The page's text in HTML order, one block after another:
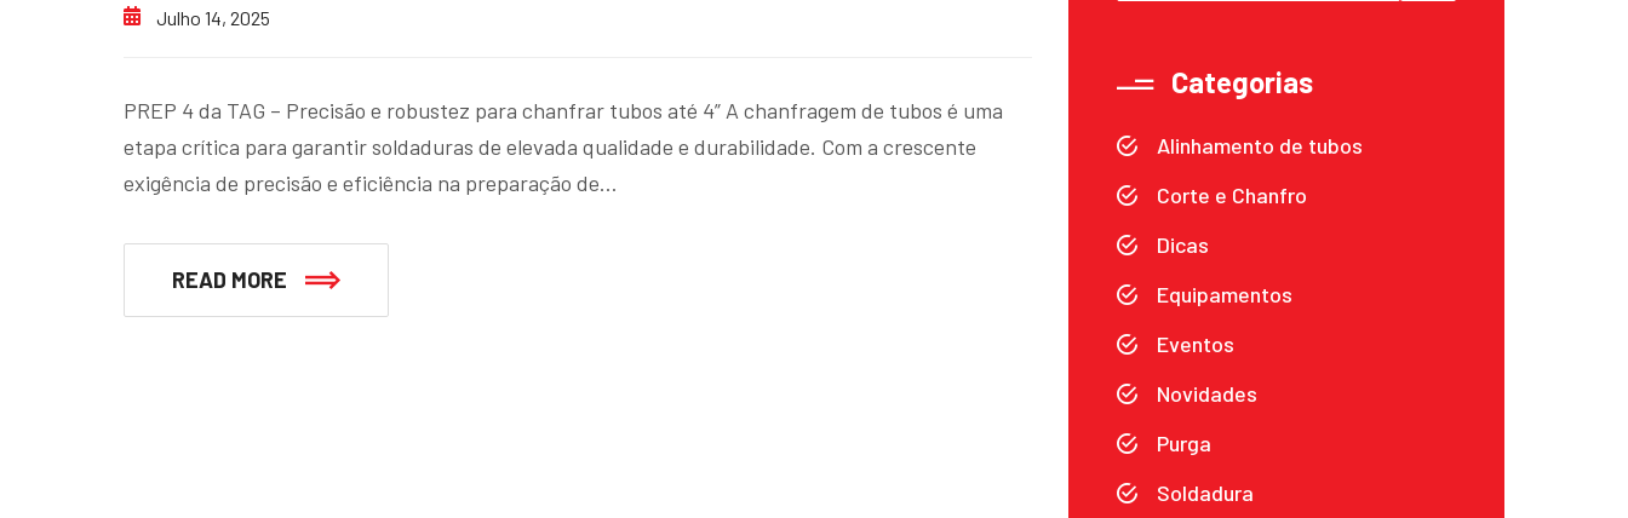
Julho 14, 2025
PREP 4 da TAG – Precisão e robustez para chanfrar tubos até 4” A chanfragem de tubos é uma
etapa crítica para garantir soldaduras de elevada qualidade e durabilidade. Com a crescente
exigência de precisão e eficiência na preparação de…
READ MORE
Categorias
Alinhamento de tubos
Corte e Chanfro
Dicas
Equipamentos
Eventos
Novidades
Purga
Soldadura